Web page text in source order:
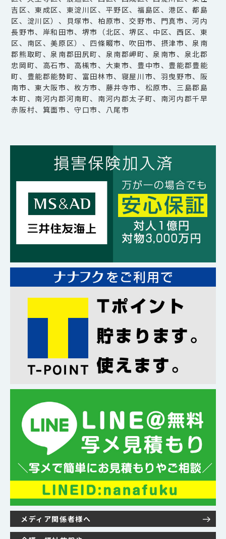
吉区、東成区、東淀川区、平野区、福島区、港区、都島
区、淀川区）、貝塚市、柏原市、交野市、門真市、河内
長野市、岸和田市、堺市（北区、堺区、中区、西区、東
区、南区、美原区）、四條畷市、吹田市、摂津市、泉南
郡熊取町、泉南郡田尻町、泉南郡岬町、泉南市、泉北郡
忠岡町、高石市、高槻市、大東市、豊中市、豊能郡豊能
町、豊能郡能勢町、富田林市、寝屋川市、羽曳野市、阪
南市、東大阪市、枚方市、藤井寺市、松原市、三島郡島
本町、南河内郡河南町、南河内郡太子町、南河内郡千早
赤阪村、箕面市、守口市、八尾市
メディア関係者様へ